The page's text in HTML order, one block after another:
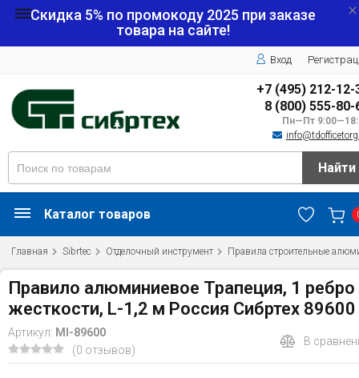
Скидка 5% по промокоду 2025 при заказе
товара на сайте!
Вход
+7 (495) 212-12-
8 (800) 555-80-
Пн—Пт
Найти
Каталог товаров
Главная Sibrtec Отделочный инструмент Правила строительные
Правило алюминиевое Трапеция, 1 ребро
жесткости, L-1,2 м Россия Сибртех 89600
Артикул: MI-89600
(0 отзывов)
В